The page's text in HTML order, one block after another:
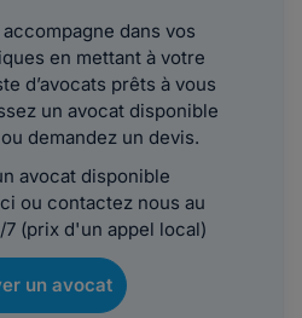
dans vos
en mettant à votre
d’avocats prêts à vous
un avocat disponible
demandez un devis.
avocat disponible
ou contactez nous au
(prix d'un appel local)
un avocat